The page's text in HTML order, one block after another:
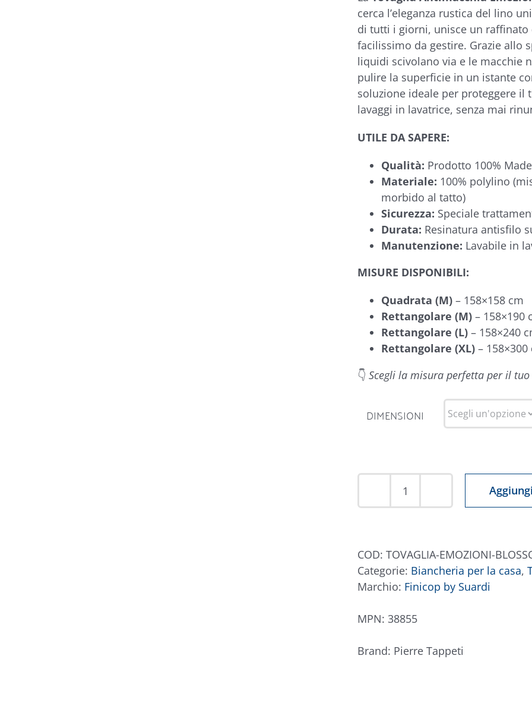
cerca l’eleganza rustica del lino
di tutti i giorni, unisce un raffinato
facilissimo da gestire. Grazie allo
liquidi scivolano via e le macchie
pulire la superficie in un istante
soluzione ideale per proteggere
lavaggi in lavatrice, senza mai
UTILE DA SAPERE:
Qualità: Prodotto 100%
Materiale: 100% polylino
morbido al tatto)
Sicurezza: Speciale
Durata: Resinatura antisfilo
Manutenzione: Lavabile in
MISURE DISPONIBILI:
Quadrata (M) – 158×158 cm
Rettangolare (M) – 158×190
Rettangolare (L) – 158×240
Rettangolare (XL) – 158×300
👇 Scegli la misura perfetta per il
DIMENSIONI
Tovaglia
quantità
COD: TOVAGLIA-EMOZIONI-
Categorie: Biancheria per la casa,
Marchio: Finicop by Suardi
MPN: 38855
Brand: Pierre Tappeti